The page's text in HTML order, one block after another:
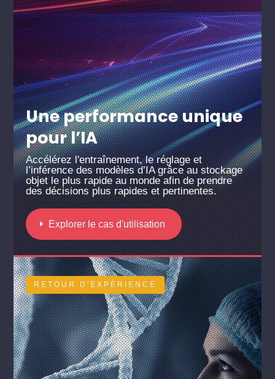
Une performance unique
pour l’IA
Accélérez l'entraînement, le réglage et
l’inférence des modèles d’IA grâce au stockage
objet le plus rapide au monde afin de prendre
des décisions plus rapides et pertinentes.
Explorer le cas d'utilisation
RETOUR D'EXPÉRIENCE